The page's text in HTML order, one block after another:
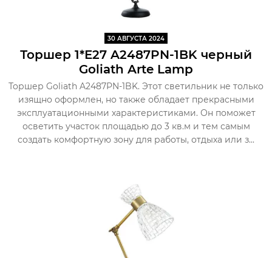
30 АВГУСТА 2024
Торшер 1*E27 A2487PN-1BK черный
Goliath Arte Lamp
Торшер Goliath A2487PN-1BK. Этот светильник не только
изящно оформлен, но также обладает прекрасными
эксплуатационными характеристиками. Он поможет
осветить участок площадью до 3 кв.м и тем самым
создать комфортную зону для работы, отдыха или з...